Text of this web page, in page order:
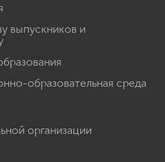
выпускников и
образовательная среда